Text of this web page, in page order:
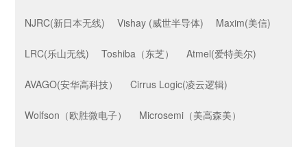
NJRC(新日本无线) Vishay (威世半导体) Maxim(美信)
LRC(乐山无线) Toshiba（东芝） Atmel(爱特美尔)
AVAGO(安华高科技） Cirrus Logic(凌云逻辑)
Wolfson（欧胜微电子） Microsemi（美高森美）